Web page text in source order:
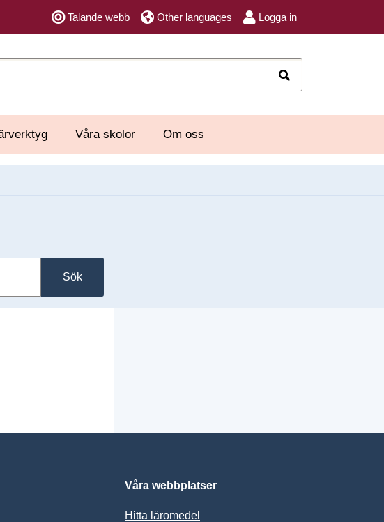
Talande webb Other languages Logga in
Våra skolor Om oss
Sök
Våra webbplatser
Hitta läromedel